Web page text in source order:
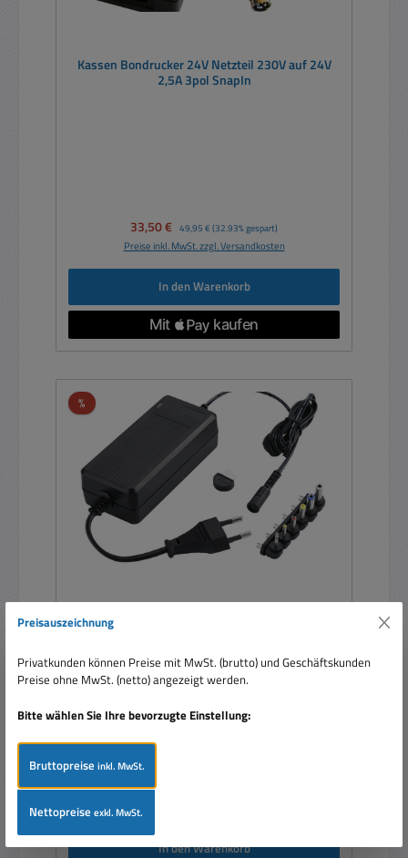
Kassen Bondrucker 24V Netzteil 230V auf 24V
2,5A 3pol SnapIn
Verkaufspreis:
33,50 € Regulärer Preis:
49,95 € (32.93% gespart)
Preise inkl. MwSt. zzgl. Versandkosten
In den Warenkorb
%Rabatt
65W Netzteil 9V 12V 13,5V 15V 19V 20V 24V mit
Verkaufspreis:
37,95 €
Preise inkl. MwSt. zzgl. Versandkosten
In den Warenkorb
Preisauszeichnung
Privatkunden können Preise mit MwSt. (brutto) und Geschäftskunden
Preise ohne MwSt. (netto) angezeigt werden.
Bitte wählen Sie Ihre bevorzugte Einstellung:
Bruttopreiseinkl. MwSt.
Nettopreiseexkl. MwSt.